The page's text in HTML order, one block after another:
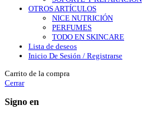
OTROS ARTÍCULOS
NICE NUTRICIÓN
PERFUMES
TODO EN SKINCARE
Lista de deseos
Inicio De Sesión / Registrarse
Carrito de la compra
Cerrar
Signo en